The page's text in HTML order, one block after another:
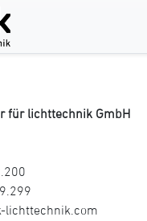
für lichttechnik GmbH
lichttechnik.com